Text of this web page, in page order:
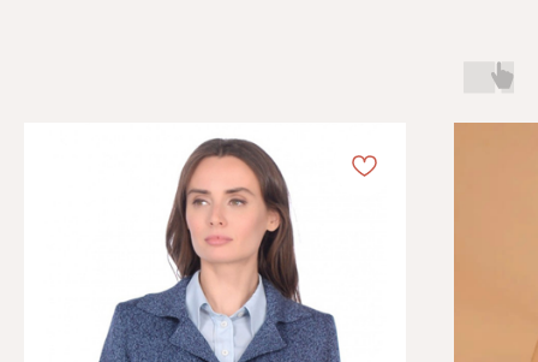
Информация
Отзывы
Блог
О компании
Обмен и возврат
Распродажа